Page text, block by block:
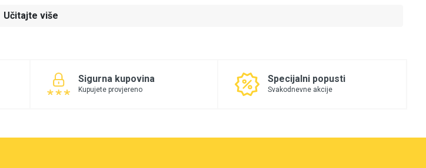
Učitajte više
Sigurna kupovina
Kupujete provjereno
Specijalni popusti
Svakodnevne akcije